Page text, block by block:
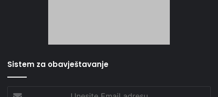
Sistem za obavještavanje
Unesite